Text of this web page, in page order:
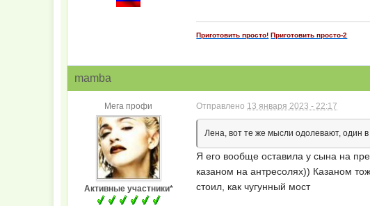
Приготовить просто! Приготовить просто-2
mamba
Мега профи
Активные участники*
Отправлено 13 января 2023 - 22:17
Лена, вот те же мысли одолевают, один
Я его вообще оставила у сына на
казаном на антресолях)) Казаном
стоил, как чугунный мост